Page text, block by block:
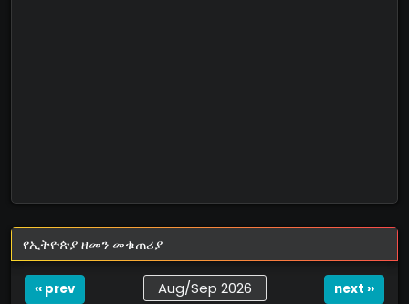
የኢትዮጵያ ዘመን መቁጠሪያ
‹‹ prev Aug/Sep 2026 next ››